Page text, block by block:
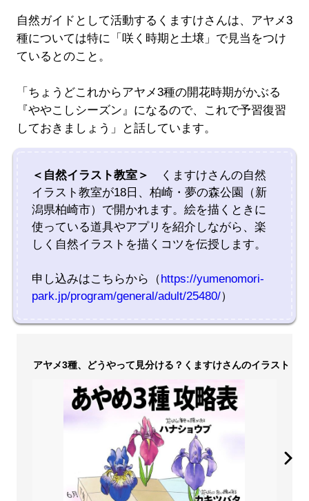
自然ガイドとして活動するくますけさんは、アヤメ3
種については特に「咲く時期と土壌」で見当をつけ
ているとのこと。
「ちょうどこれからアヤメ3種の開花時期がかぶる
『ややこしシーズン』になるので、これで予習復習
しておきましょう」と話しています。
＜自然イラスト教室＞
くますけさんの自然
イラスト教室が18日、柏崎・夢の森公園（新
潟県柏崎市）で開かれます。絵を描くときに
使っている道具やアプリを紹介しながら、楽
しく自然イラストを描くコツを伝授します。
申し込みはこちらから（https://yumenomori-
park.jp/program/general/adult/25480/）
アヤメ3種、どうやって見分ける？くますけさんのイラスト